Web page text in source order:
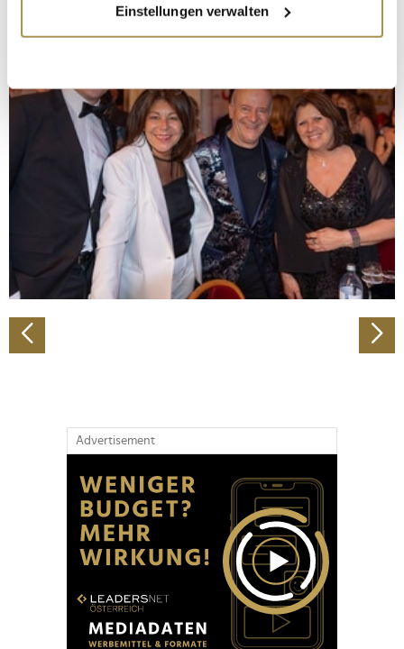
Informationen über Ihre geografische Lage
erfassen, welche bis auf einige Meter genau sein
bestimmten Merkmalen (Fingerprinting) identifizieren
Erfahren Sie mehr darüber, wie Ihre persönlichen Daten
verarbeitet werden, und legen Sie Ihre Präferenzen im
Abschnitt Einzelheiten
fest.
Wir verwenden Cookies, um Inhalte und Anzeigen zu
personalisieren, Funktionen für soziale Medien anbieten
zu können und die Zugriffe auf unsere Website zu
analysieren. Außerdem geben wir Informationen zu Ihrer
Verwendung unserer Website an unsere Partner für
soziale Medien, Werbung und Analysen weiter. Unsere
Partner führen diese Informationen möglicherweise mit
Einstellungen verwalten
Advertisement